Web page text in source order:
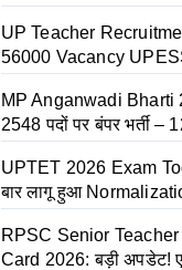
इलाज शुरू
UP Teacher
56000 Vacancy
की बंपर भर्ती की तैयारी,
सकता है विज्ञापन
MP Anganwadi Bharti
2548 पदों पर बंपर भर्ती –
Apply Online
UPTET 2026 Exam
बार लागू हुआ
क्या होगा फायदा
RPSC Senior
Card 2026: बड़ी अपडेट!